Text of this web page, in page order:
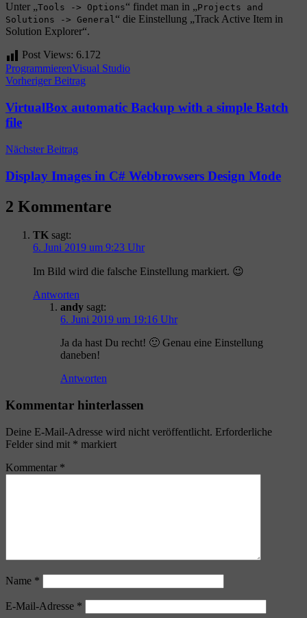
Unter „Tools -> Options“ findet man in „Projects and
Solutions -> General“ die Einstellung „Track Active Item in
Solution Explorer“.
Post Views: 6.172
ProgrammierenVisual Studio
Beitragsnavigation
Vorheriger Beitrag
VirtualBox automatic Backup with a simple Batch
file
Nächster Beitrag
Display Images in C# Webbrowsers Design Mode
2 Kommentare
TK sagt:
6. Juni 2019 um 9:23 Uhr
Im Bild wird die falsche Einstellung markiert. 😉
Antworten
andy sagt:
6. Juni 2019 um 19:16 Uhr
Ja da hast Du recht! 🙂 Genau eine Einstellung
daneben!
Antworten
Kommentar hinterlassen
Deine E-Mail-Adresse wird nicht veröffentlicht. Erforderliche
Felder sind mit * markiert
Kommentar *
Name *
E-Mail-Adresse *